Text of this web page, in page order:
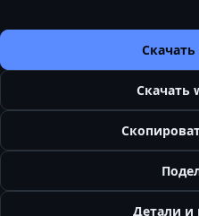
Скачать
Скачать
Детали и